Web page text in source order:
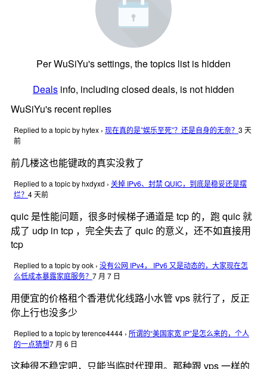
Per WuSiYu's settings, the topics list is hidden
Deals info, including closed deals, is not hidden
WuSiYu's recent replies
Replied to a topic by hytex › 现在真的是”娱乐至死”？还是自身的无奈？ 3 天
前
前几楼这也能键政的真实没救了
Replied to a topic by hxdyxd › 关掉 IPv6、封禁 QUIC，到底是稳妥还是摆
烂？ 4 天前
quic 是性能问题，很多时候梯子通道是 tcp 的，跑 quic 就
成了 udp in tcp ，完全失去了 quic 的意义，还不如直接用
tcp
Replied to a topic by ook › 没有公网 IPv4， IPv6 又是动态的，大家现在怎
么低成本暴露家庭服务？ 7 月 7 日
用便宜的价格租个香港优化线路小水管 vps 就行了，反正
你上行也没多少
Replied to a topic by terence4444 › 所谓的“美国家宽 IP”是怎么来的，个人
的一点猜想7 月 6 日
这种很不稳定吧，只能当临时代理用。那种跟 vps 一样的